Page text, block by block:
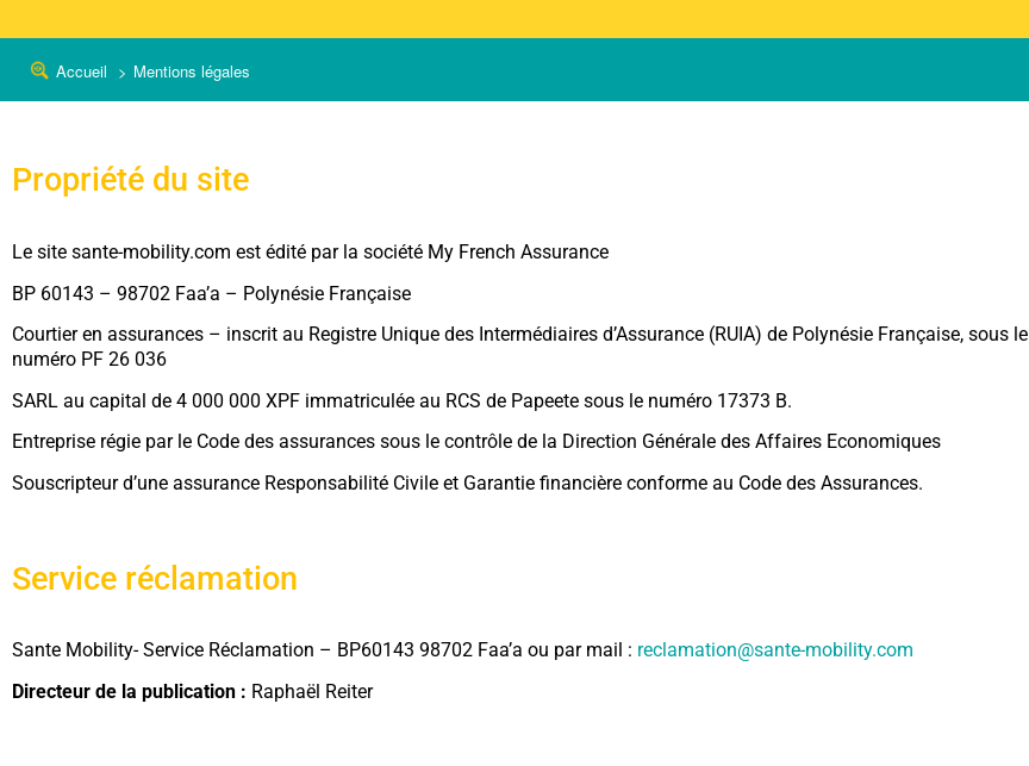
Accueil Mentions légales
Propriété du site
Le site sante-mobility.com est édité par la société My French Assurance
BP 60143 – 98702 Faa’a – Polynésie Française
Courtier en assurances – inscrit au Registre Unique des Intermédiaires d’Assurance (RUIA) de Polynésie Française, sous le
numéro PF 26 036
SARL au capital de 4 000 000 XPF immatriculée au RCS de Papeete sous le numéro 17373 B.
Entreprise régie par le Code des assurances sous le contrôle de la Direction Générale des Affaires Economiques
Souscripteur d’une assurance Responsabilité Civile et Garantie financière conforme au Code des Assurances.
Service réclamation
Sante Mobility- Service Réclamation – BP60143 98702 Faa’a ou par mail : reclamation@sante-mobility.com
Directeur de la publication : Raphaël Reiter